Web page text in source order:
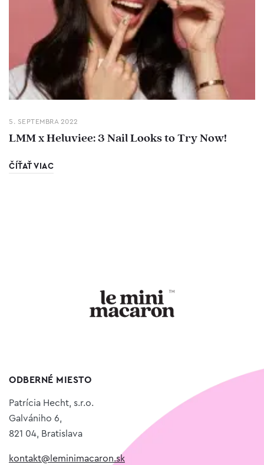
5. SEPTEMBRA 2022
LMM x Heluviee: 3 Nail Looks to Try Now!
ČÍŤAŤ VIAC
ODBERNÉ MIESTO
Patrícia Hecht, s.r.o.
Galvániho 6,
821 04, Bratislava
kontakt@leminimacaron.sk